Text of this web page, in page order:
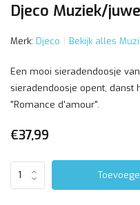
Djeco Muziek/
Merk: Djeco Bekijk alles
Een mooi sieradendoosje
sieradendoosje opent, danst
"Romance d'amour".
€37,99